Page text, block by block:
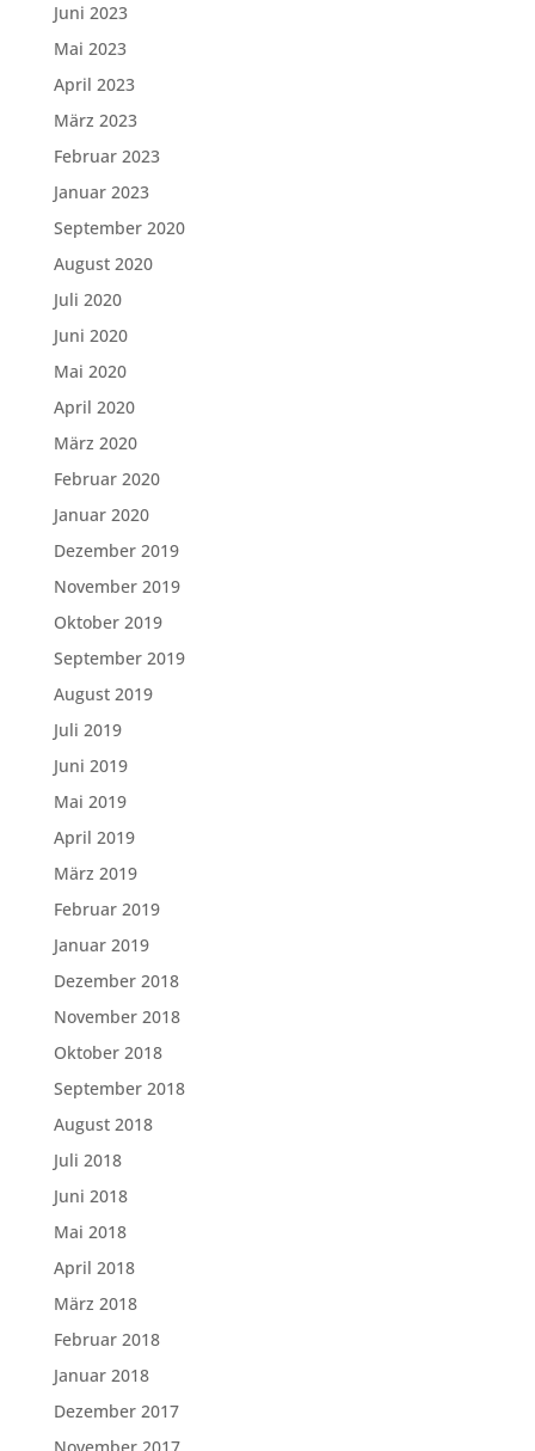
Juni 2023
Mai 2023
April 2023
März 2023
Februar 2023
Januar 2023
September 2020
August 2020
Juli 2020
Juni 2020
Mai 2020
April 2020
März 2020
Februar 2020
Januar 2020
Dezember 2019
November 2019
Oktober 2019
September 2019
August 2019
Juli 2019
Juni 2019
Mai 2019
April 2019
März 2019
Februar 2019
Januar 2019
Dezember 2018
November 2018
Oktober 2018
September 2018
August 2018
Juli 2018
Juni 2018
Mai 2018
April 2018
März 2018
Februar 2018
Januar 2018
Dezember 2017